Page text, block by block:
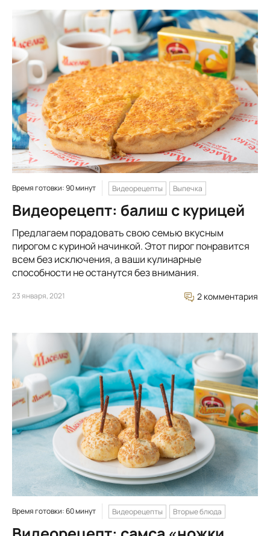
Время готовки: 90 минут Видеорецепты Выпечка
Видеорецепт: балиш с курицей
Предлагаем порадовать свою семью вкусным
пирогом с куриной начинкой. Этот пирог понравится
всем без исключения, а ваши кулинарные
способности не останутся без внимания.
23 января, 2021 2 комментария
Время готовки: 60 минут Видеорецепты Вторые блюда